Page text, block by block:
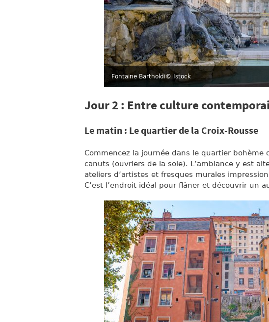
Fontaine Bartholdi© Istock
Jour 2 : Entre culture
Le matin : Le quartier de la Croix-Rousse
Commencez la journée dans le quartier bohème
canuts (ouvriers de la soie). L’ambiance y est
ateliers d’artistes et fresques murales
C’est l’endroit idéal pour flâner et découvrir un